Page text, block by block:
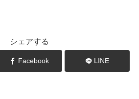
シェアする
Facebook LINE